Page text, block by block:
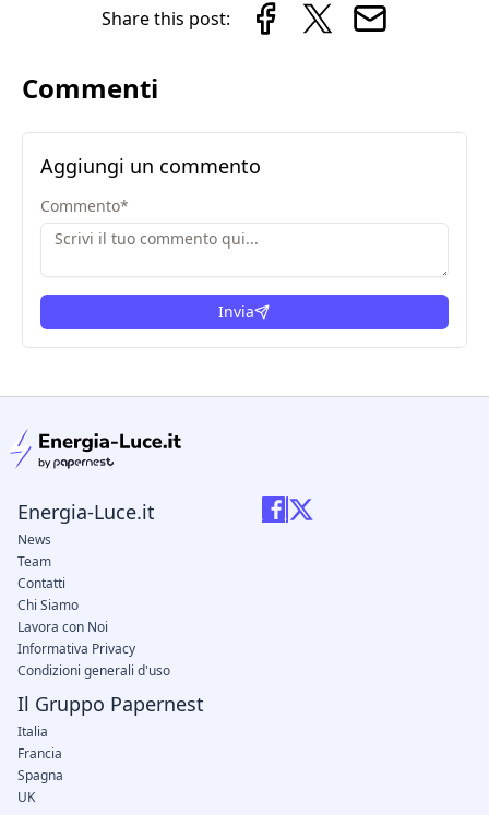
Share this post:
Commenti
Aggiungi un commento
Commento*
Invia
Energia-Luce.it
News
Team
Contatti
Chi Siamo
Lavora con Noi
Informativa Privacy
Condizioni generali d'uso
Il Gruppo Papernest
Italia
Francia
Spagna
UK